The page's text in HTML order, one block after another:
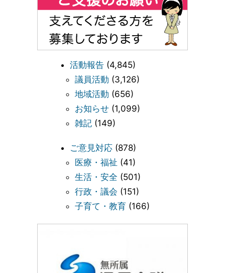
活動報告 (4,845)
議員活動 (3,126)
地域活動 (656)
お知らせ (1,099)
雑記 (149)
ご意見対応 (878)
医療・福祉 (41)
生活・安全 (501)
行政・議会 (151)
子育て・教育 (166)